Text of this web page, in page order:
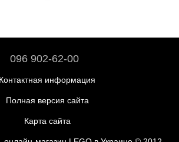
096 902-62-00
Контактная информация
Полная версия сайта
Карта сайта